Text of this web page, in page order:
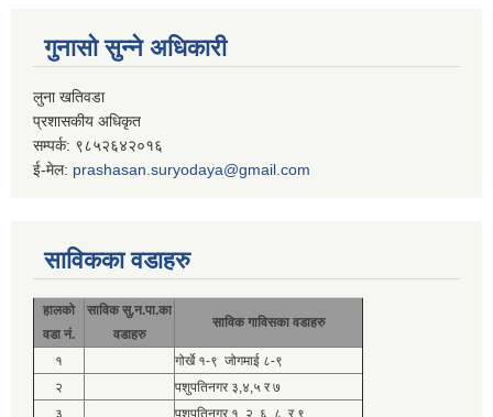
गुनासो सुन्ने अधिकारी
लुना खतिवडा
प्रशासकीय अधिकृत
सम्पर्क: ९८५२६४२०१६
ई-मेल: prashasan.suryodaya@gmail.com
साविकका वडाहरु
हालको
वडा नं.
साविक सु.न.पा.का
वडाहरु
साविक गाविसका वडाहरु
१
गोर्खे १-९ जोगमाई ८-९
२
पशुपतिनगर ३,४,५ र ७